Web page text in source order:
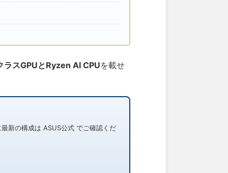
スGPUとRyzen AI CPUを載せ
新の構成は ASUS公式 でご確認くだ